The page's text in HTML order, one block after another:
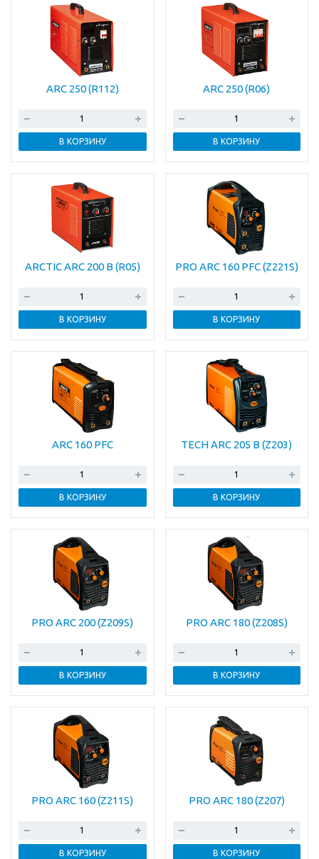
ARC 250 (R112)
В КОРЗИНУ
ARC 250 (R06)
В КОРЗИНУ
ARCTIC ARC 200 B (R05)
В КОРЗИНУ
PRO ARC 160 PFC (Z221S)
В КОРЗИНУ
ARC 160 PFC
В КОРЗИНУ
TECH ARC 205 B (Z203)
В КОРЗИНУ
PRO ARC 200 (Z209S)
В КОРЗИНУ
PRO ARC 180 (Z208S)
В КОРЗИНУ
PRO ARC 160 (Z211S)
В КОРЗИНУ
PRO ARC 180 (Z207)
В КОРЗИНУ